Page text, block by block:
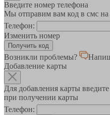
Введите номер телефона
Мы отправим вам код в смс
Телефон:
Изменить номер
Возникли проблемы?
Добавление карты
Для добавления карты
при получении карты
Телефон: